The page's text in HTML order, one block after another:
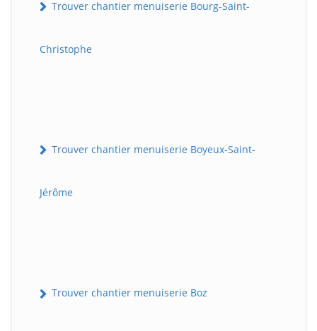
Trouver chantier menuiserie Bourg-Saint-
Christophe
Trouver chantier menuiserie Boyeux-Saint-
Jérôme
Trouver chantier menuiserie Boz